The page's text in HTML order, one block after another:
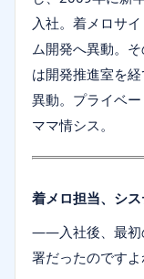
入社。着メロサ
ム開発へ異動。
は開発推進室を
異動。プライベ
ママ情シス。
着メロ担当、シ
――入社後、最初
署だったのですよ